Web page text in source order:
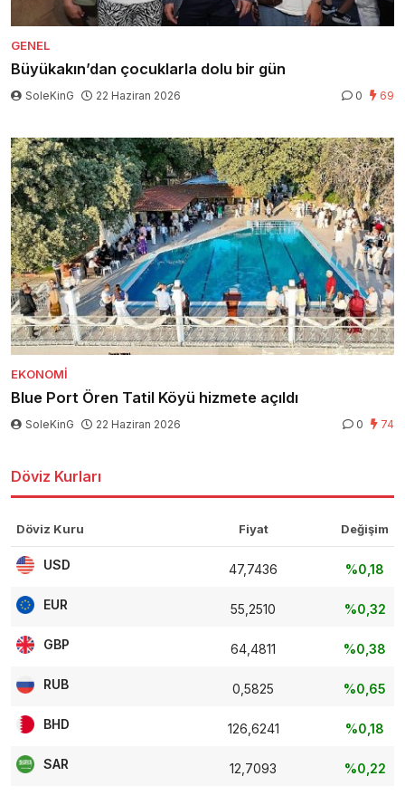
GENEL
Büyükakın’dan çocuklarla dolu bir gün
SoleKinG 22 Haziran 2026 0 69
EKONOMI
Blue Port Ören Tatil Köyü hizmete açıldı
SoleKinG 22 Haziran 2026 0 74
Döviz Kurları
Döviz Kuru Fiyat Değişim
USD 47,7436 %0,18
EUR 55,2510 %0,32
GBP 64,4811 %0,38
RUB 0,5825 %0,65
BHD 126,6241 %0,18
SAR 12,7093 %0,22